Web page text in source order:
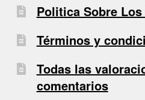
Politica Sobre
Términos y
Todas las
comentarios